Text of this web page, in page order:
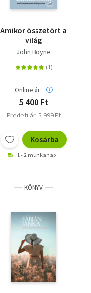
Amikor összetört a
világ
John Boyne
Online ár:
5 400 Ft
Eredeti ár: 5 999 Ft
Kosárba
1 - 2 munkanap
KÖNYV